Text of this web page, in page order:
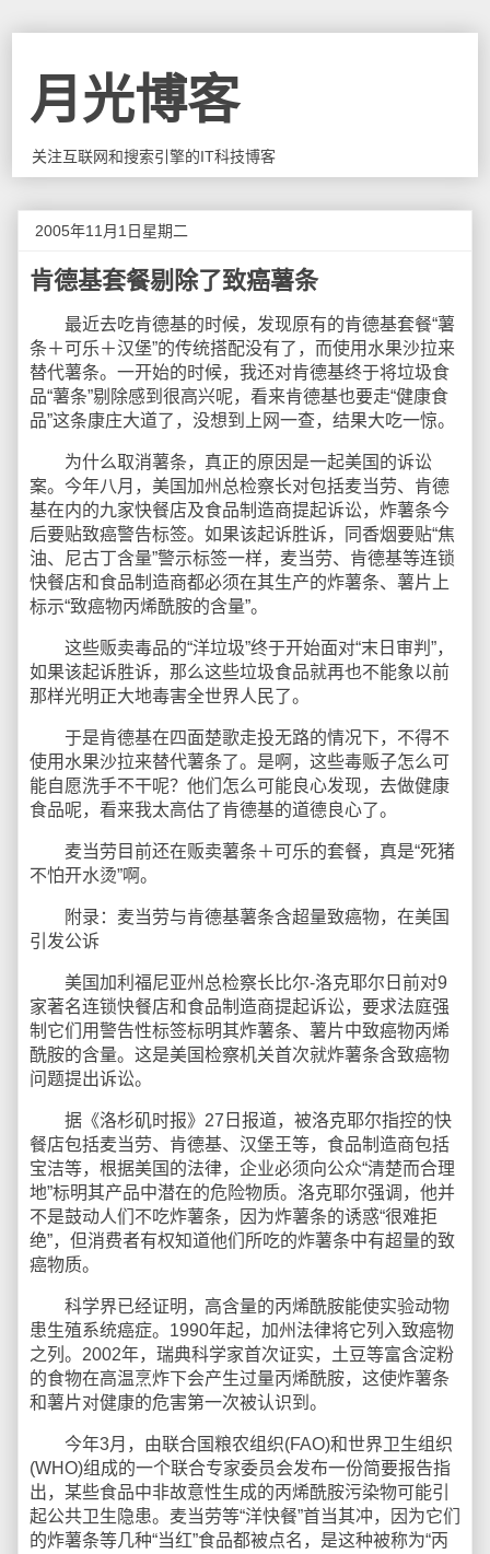
月光博客
关注互联网和搜索引擎的IT科技博客
2005年11月1日星期二
肯德基套餐剔除了致癌薯条
最近去吃肯德基的时候，发现原有的肯德基套餐“薯
条＋可乐＋汉堡”的传统搭配没有了，而使用水果沙拉来
替代薯条。一开始的时候，我还对肯德基终于将垃圾食
品“薯条”剔除感到很高兴呢，看来肯德基也要走“健康食
品”这条康庄大道了，没想到上网一查，结果大吃一惊。
为什么取消薯条，真正的原因是一起美国的诉讼
案。今年八月，美国加州总检察长对包括麦当劳、肯德
基在内的九家快餐店及食品制造商提起诉讼，炸薯条今
后要贴致癌警告标签。如果该起诉胜诉，同香烟要贴“焦
油、尼古丁含量”警示标签一样，麦当劳、肯德基等连锁
快餐店和食品制造商都必须在其生产的炸薯条、薯片上
标示“致癌物丙烯酰胺的含量”。
这些贩卖毒品的“洋垃圾”终于开始面对“末日审判”，
如果该起诉胜诉，那么这些垃圾食品就再也不能象以前
那样光明正大地毒害全世界人民了。
于是肯德基在四面楚歌走投无路的情况下，不得不
使用水果沙拉来替代薯条了。是啊，这些毒贩子怎么可
能自愿洗手不干呢？他们怎么可能良心发现，去做健康
食品呢，看来我太高估了肯德基的道德良心了。
麦当劳目前还在贩卖薯条＋可乐的套餐，真是“死猪
不怕开水烫”啊。
附录：麦当劳与肯德基薯条含超量致癌物，在美国
引发公诉
美国加利福尼亚州总检察长比尔-洛克耶尔日前对9
家著名连锁快餐店和食品制造商提起诉讼，要求法庭强
制它们用警告性标签标明其炸薯条、薯片中致癌物丙烯
酰胺的含量。这是美国检察机关首次就炸薯条含致癌物
问题提出诉讼。
据《洛杉矶时报》27日报道，被洛克耶尔指控的快
餐店包括麦当劳、肯德基、汉堡王等，食品制造商包括
宝洁等，根据美国的法律，企业必须向公众“清楚而合理
地”标明其产品中潜在的危险物质。洛克耶尔强调，他并
不是鼓动人们不吃炸薯条，因为炸薯条的诱惑“很难拒
绝”，但消费者有权知道他们所吃的炸薯条中有超量的致
癌物质。
科学界已经证明，高含量的丙烯酰胺能使实验动物
患生殖系统癌症。1990年起，加州法律将它列入致癌物
之列。2002年，瑞典科学家首次证实，土豆等富含淀粉
的食物在高温烹炸下会产生过量丙烯酰胺，这使炸薯条
和薯片对健康的危害第一次被认识到。
今年3月，由联合国粮农组织(FAO)和世界卫生组织
(WHO)组成的一个联合专家委员会发布一份简要报告指
出，某些食品中非故意性生成的丙烯酰胺污染物可能引
起公共卫生隐患。麦当劳等“洋快餐”首当其冲，因为它们
的炸薯条等几种“当红”食品都被点名，是这种被称为“丙